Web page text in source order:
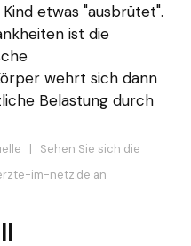
etwas "ausbrütet".
ist die
wehrt sich dann
Belastung durch
| Sehen Sie sich die
im-netz.de an